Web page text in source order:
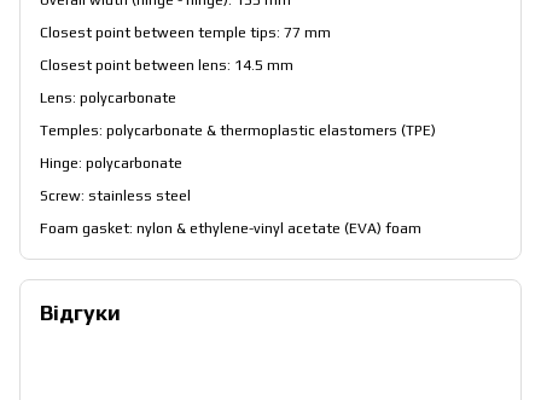
Closest point between temple tips: 77 mm
Closest point between lens: 14.5 mm
Lens: polycarbonate
Temples: polycarbonate & thermoplastic elastomers (TPE)
Hinge: polycarbonate
Screw: stainless steel
Foam gasket: nylon & ethylene-vinyl acetate (EVA) foam
Відгуки